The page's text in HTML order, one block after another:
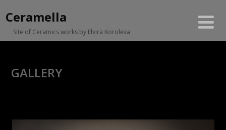
Ceramella
Site of Ceramics works by Elvira Koroleva
GALLERY